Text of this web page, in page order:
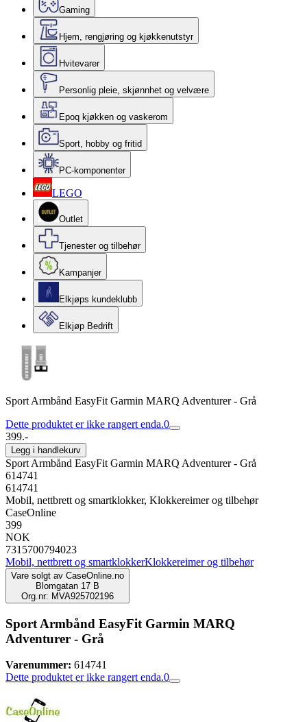
Gaming
Hjem, rengjøring og kjøkkenutstyr
Hvitevarer
Personlig pleie, skjønnhet og velvære
Epoq kjøkken og vaskerom
Sport, hobby og fritid
PC-komponenter
LEGO
Outlet
Tjenester og tilbehør
Kampanjer
Elkjøps kundeklubb
Elkjøp Bedrift
Sport Armbånd EasyFit Garmin MARQ Adventurer - Grå
Dette produktet er ikke rangert enda.0
399.-
Legg i handlekurv
Sport Armbånd EasyFit Garmin MARQ Adventurer - Grå
614741
614741
Mobil, nettbrett og smartklokker, Klokkereimer og tilbehør
CaseOnline
399
NOK
7315700794023
Mobil, nettbrett og smartklokkerKlokkereimer og tilbehør
Vare solgt av CaseOnline.no
Blomgatan 17 B
Org.nr: MVA925702196
Sport Armbånd EasyFit Garmin MARQ
Adventurer - Grå
Varenummer: 614741
Dette produktet er ikke rangert enda.0